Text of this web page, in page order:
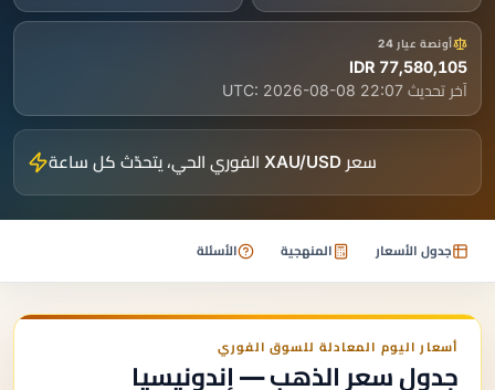
أونصة عيار 24
77,580,105 IDR
آخر تحديث UTC: 2026-08-08 22:07
سعر XAU/USD الفوري الحي، يتحدّث كل ساعة
جدول الأسعار المنهجية الأسئلة
أسعار اليوم المعادلة للسوق الفوري
جدول سعر الذهب — إندونيسيا